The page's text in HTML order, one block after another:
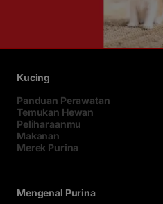
Kucing
Panduan Perawatan
Temukan Hewan
Peliharaanmu
Makanan
Merek Purina
Mengenal Purina